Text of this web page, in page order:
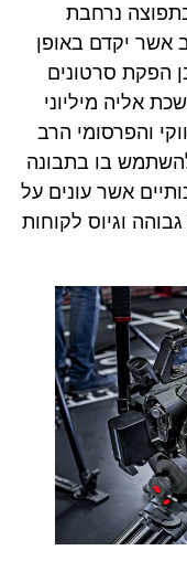
נרחבת
אשר יקדם באופן
הפקת סרטונים
אליה מיליוני
והפרסומי הרב
בו בתבונה
אשר עונים על
וגיוס לקוחות